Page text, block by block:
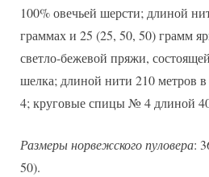
100% овечьей шерсти; длиной
граммах и 25 (25, 50, 50) грамм
светло-бежевой пряжи,
шелка; длиной нити 210 метров
4; круговые спицы № 4 длиной
Размеры норвежского пуловера:
50).